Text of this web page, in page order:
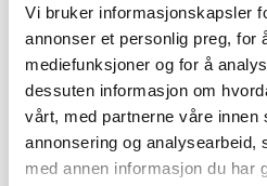
Vi bruker informasjonskapsler
annonser et personlig preg, for
mediefunksjoner og for å
dessuten informasjon om
vårt, med partnerne våre innen
annonsering og analysearbeid,
med annen informasjon du har